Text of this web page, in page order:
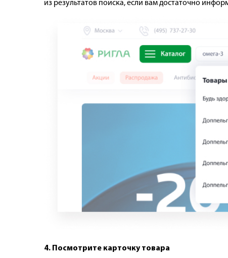
из результатов поиска, если вам достаточно
4. Посмотрите карточку товара